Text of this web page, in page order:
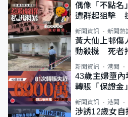
偶像「不點
遭群起狙擊
新聞資訊 新聞熱
黃大仙上邨
動殺機 死者
斃
新聞資訊 港聞
43歲主婦墮
轉賬「保證金
新聞資訊 港聞
涉誘12歲女